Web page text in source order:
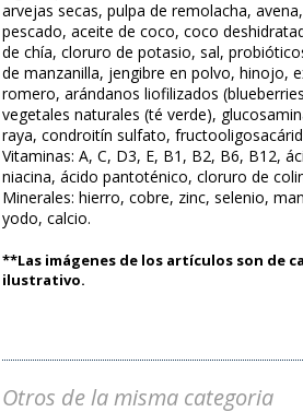
arvejas secas, pulpa de remolacha,
pescado, aceite de coco, coco
de chía, cloruro de potasio, sal,
de manzanilla, jengibre en polvo, hinojo,
romero, arándanos liofilizados
vegetales naturales (té verde),
raya, condroitín sulfato,
Vitaminas: A, C, D3, E, B1, B2, B6, B12,
niacina, ácido pantoténico, cloruro de
Minerales: hierro, cobre, zinc, selenio,
yodo, calcio.
**Las imágenes de los artículos son de
ilustrativo.
Otros de la misma categoria